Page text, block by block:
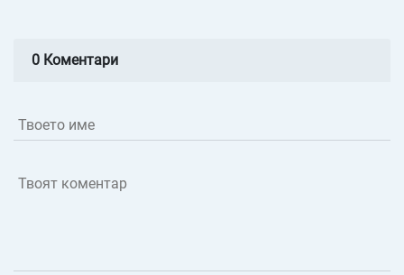
0 Коментари
Твоето име
Твоят коментар